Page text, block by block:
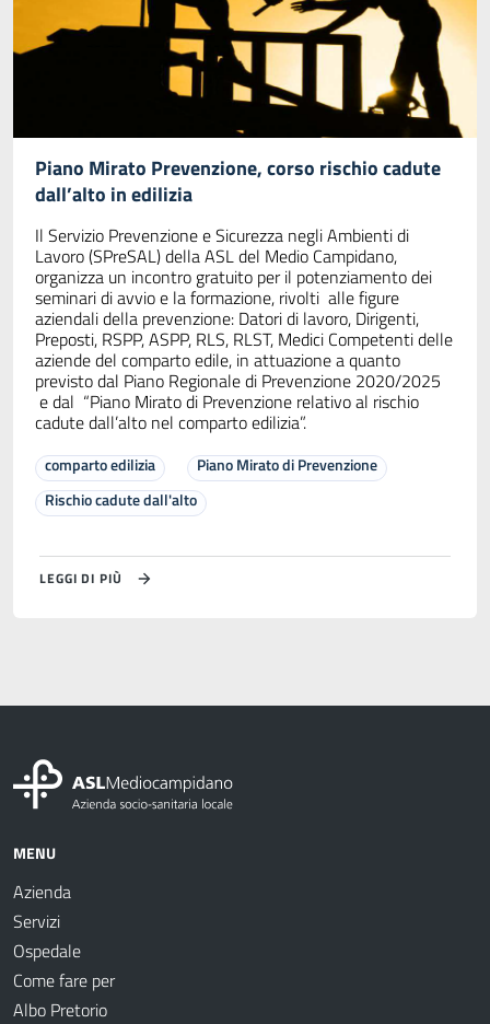
Piano Mirato Prevenzione, corso rischio cadute
dall’alto in edilizia
Il Servizio Prevenzione e Sicurezza negli Ambienti di
Lavoro (SPreSAL) della ASL del Medio Campidano,
organizza un incontro gratuito per il potenziamento dei
seminari di avvio e la formazione, rivolti alle figure
aziendali della prevenzione: Datori di lavoro, Dirigenti,
Preposti, RSPP, ASPP, RLS, RLST, Medici Competenti delle
aziende del comparto edile, in attuazione a quanto
previsto dal Piano Regionale di Prevenzione 2020/2025
e dal “Piano Mirato di Prevenzione relativo al rischio
cadute dall’alto nel comparto edilizia”.
comparto edilizia
Piano Mirato di Prevenzione
Rischio cadute dall'alto
LEGGI DI PIÙ
MENU
Azienda
Servizi
Ospedale
Come fare per
Albo Pretorio